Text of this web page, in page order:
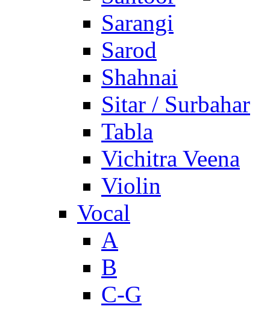
Sarangi
Sarod
Shahnai
Sitar / Surbahar
Tabla
Vichitra Veena
Violin
Vocal
A
B
C-G